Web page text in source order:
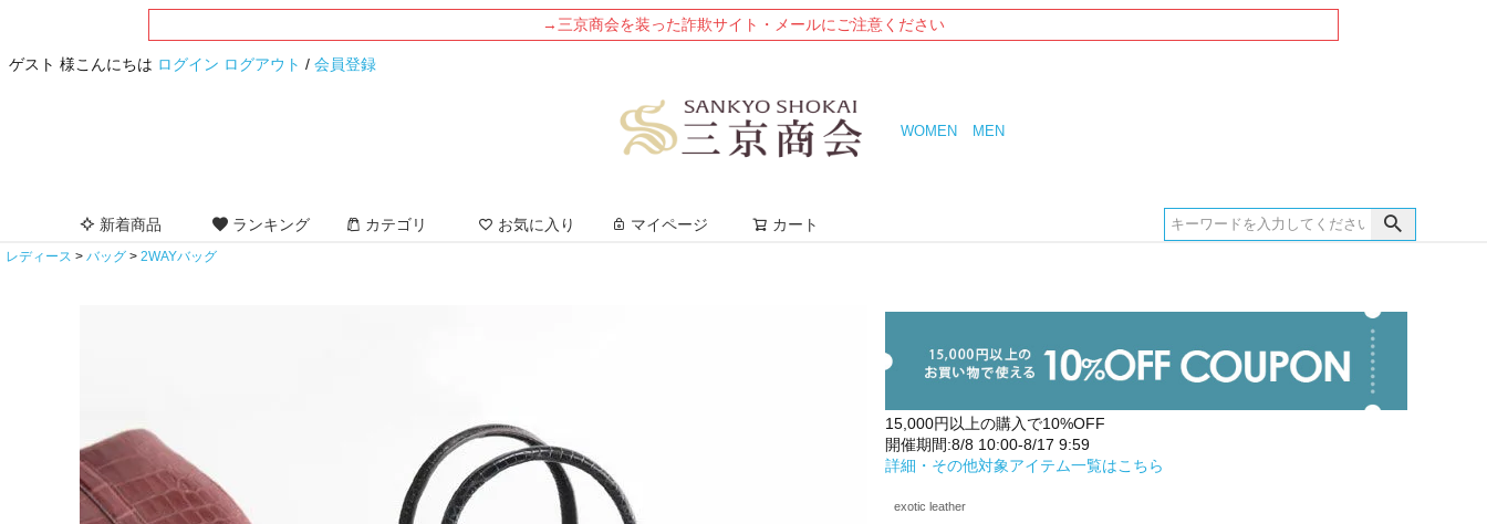
→三京商会を装った詐欺サイト・メールにご注意ください
ゲスト 様こんにちは ログイン ログアウト / 会員登録
WOMEN MEN
新着商品 ランキング カテゴリ お気に入り マイページ カート
レディース バッグ 2WAYバッグ
15,000円以上の購入で10%OFF
開催期間:8/8 10:00-8/17 9:59
詳細・その他対象アイテム一覧はこちら
exotic leather